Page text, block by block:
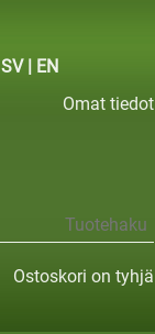
SV| EN
Omat tiedot
Ostoskori on tyhjä